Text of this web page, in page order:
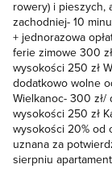
rowery) i pieszych,
zachodniej- 10
+ jednorazowa
ferie zimowe 300
wysokości 250 zł
dodatkowo wolne
Wielkanoc- 300 zł/
wysokości 250 zł
wysokości 20% od
uznana za
sierpniu